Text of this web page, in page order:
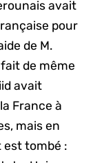
avait
pour
de M.
de même
avait
France à
mais en
tombé :